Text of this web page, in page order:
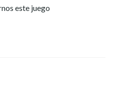
este juego